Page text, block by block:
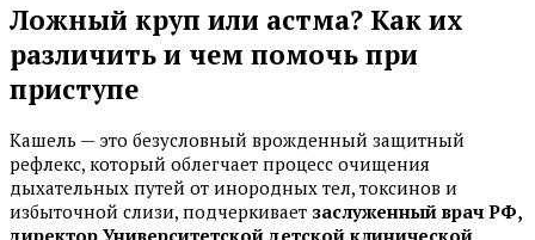
Ложный круп или астма? Как их
различить и чем помочь при
приступе
Кашель — это безусловный врожденный защитный
рефлекс, который облегчает процесс очищения
дыхательных путей от инородных тел, токсинов и
избыточной слизи, подчеркивает заслуженный врач РФ,